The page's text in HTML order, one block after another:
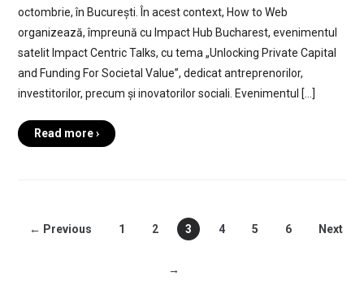
octombrie, în București. În acest context, How to Web
organizează, împreună cu Impact Hub Bucharest, evenimentul
satelit Impact Centric Talks, cu tema „Unlocking Private Capital
and Funding For Societal Value”, dedicat antreprenorilor,
investitorilor, precum și inovatorilor sociali. Evenimentul […]
Read more ›
← Previous 1 2 3 4 5 6 Next
→